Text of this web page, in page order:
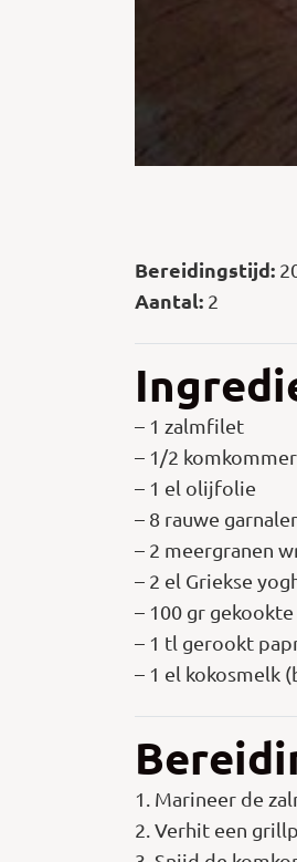
Bereidingstijd:
Aantal: 2
– 1 zalmfilet
– 1/2 komkommer
– 1 el olijfolie
– 8 rauwe
– 2 meergranen
– 2 el Griekse
– 100 gr
– 1 tl gerookt
– 1 el kokosmelk
1. Marineer de
2. Verhit een